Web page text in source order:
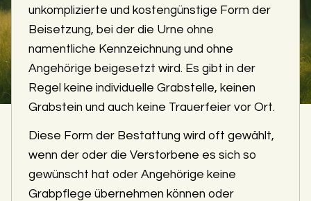
unkomplizierte und kostengünstige Form der
Beisetzung, bei der die Urne ohne
namentliche Kennzeichnung und ohne
Angehörige beigesetzt wird. Es gibt in der
Regel keine individuelle Grabstelle, keinen
Grabstein und auch keine Trauerfeier vor Ort.
Diese Form der Bestattung wird oft gewählt,
wenn der oder die Verstorbene es sich so
gewünscht hat oder Angehörige keine
Grabpflege übernehmen können oder